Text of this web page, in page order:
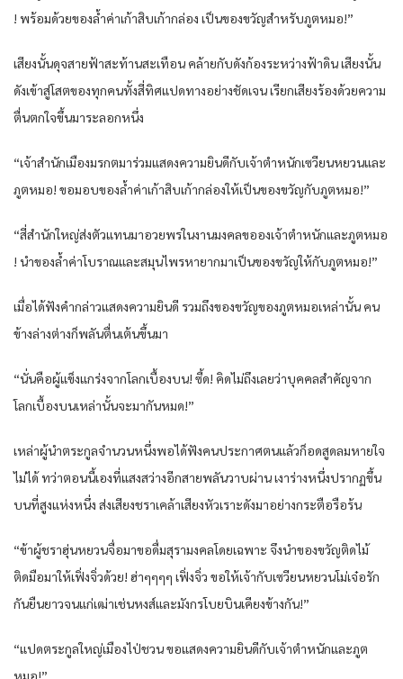
! พร้อมด้วย​ของล้ำค่า​เก้า​สิบ​เก้า​กล่อง​ เป็น​ของขวัญ​สำหรับ​ภูต​หมอ​!”
เสียง​นั้น​ดุจ​สายฟ้า​สะท้าน​สะเทือน​ คล้าย​กับ​ดังก้อง​ระหว่าง​ฟ้าดิน​ เสียง​นั้น​
ดัง​เข้าสู่​โสต​ของ​ทุกคน​ทั้ง​สี่ทิศ​แปด​ทาง​อย่าง​ชัดเจน​ เรียก​เสียงร้อง​ด้วย​ความ​
ตื่นตกใจ​ขึ้น​มาระลอก​หนึ่ง​
“เจ้าสำนัก​เมือง​มรกต​มาร่วม​แสดงความยินดี​กับ​เจ้าตำหนัก​เซวียน​หยวน​และ​
ภูต​หมอ​! ขอ​มอบ​ของล้ำค่า​เก้า​สิบ​เก้า​กล่อง​ให้​เป็น​ของขวัญ​กับ​ภูต​หมอ​!”
“สี่สำนัก​ใหญ่​ส่งตัวแทน​มาอวยพร​ใน​งานมงคล​ขอ​อง​เจ้าตำหนัก​และ​ภูต​หมอ​
! นำ​ของล้ำค่า​โบราณ​และ​สมุนไพร​หา​ยาก​มาเป็น​ของขวัญ​ให้​กับ​ภูต​หมอ​!”
เมื่อ​ได้​ฟังคำกล่าว​แสดงความยินดี​ รวมถึง​ของขวัญ​ของ​ภูต​หมอ​เหล่านั้น​ คน​
ข้างล่าง​ต่าง​ก็​พลัน​ตื่นเต้น​ขึ้น​มา
“นั่น​คือ​ผู้​แข็งแกร่ง​จาก​โลก​เบื้องบน​! ซี้ด​! คิดไม่ถึง​เลย​ว่า​บุคคล​สำคัญ​จาก​
โลก​เบื้องบน​เหล่านั้น​จะมากัน​หมด​!”
เหล่า​ผู้นำ​ตระกูล​จำนวน​หนึ่ง​พอได้​ฟังคน​ประกาศ​ตน​แล้วก็​อด​สูด​ลมหายใจ​
ไม่ได้​ ทว่า​ตอนนี้​เอง​ที่​แสงสว่าง​อีก​สาย​พลัน​วาบ​ผ่าน​ เงาร่าง​หนึ่ง​ปรากฏ​ขึ้น​
บน​ที่สูง​แห่ง​หนึ่ง​ ส่งเสียง​ชรา​เคล้า​เสียงหัวเราะ​ดัง​มาอย่าง​กระตือรือร้น​
“ข้า​ผู้ชรา​ฮุ่น​หยวน​จื่อ​มาขอ​ดื่ม​สุรา​มงคล​โดยเฉพาะ​ จึงนำ​ของขวัญ​ติดไม้
ติดมือ​มาให้​เฟิ่งจิ่ว​ด้วย​! ฮ่าๆๆๆๆ เฟิ่งจิ่ว​ ขอให้​เจ้ากับ​เซวียน​หยวน​โม่เจ๋อ​รัก​
กัน​ยืนยาว​จน​แก่เฒ่า​เช่น​หงส์​และ​มังกร​โบยบิน​เคียงข้าง​กัน​!”
“แปด​ตระกูล​ใหญ่​เมือง​ไป่ชวน​ ขอแสดงความยินดี​กับ​เจ้าตำหนัก​และ​ภูต​
หมอ​!”